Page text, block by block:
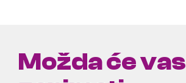
Možda će vas